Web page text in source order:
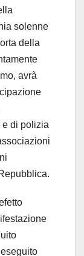
solenne
della
avrà
e di polizia